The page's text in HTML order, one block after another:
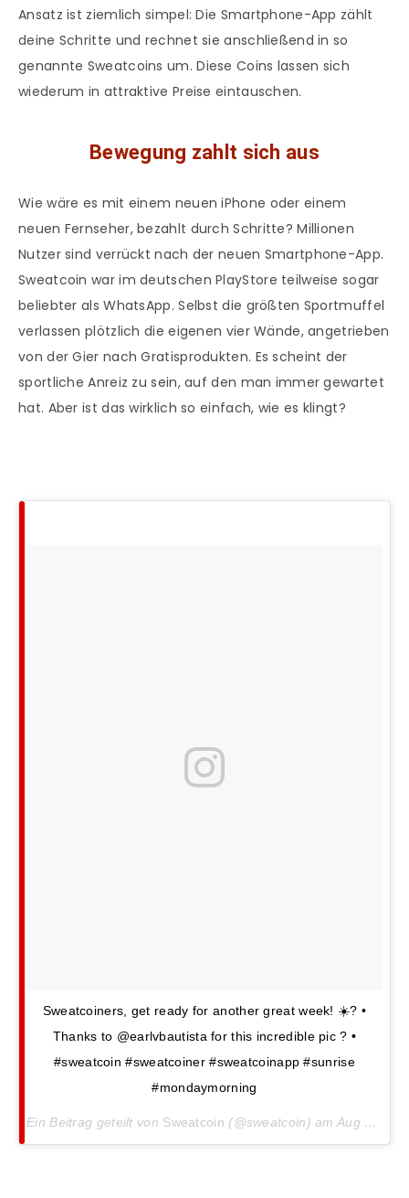
Ansatz ist ziemlich simpel: Die Smartphone-App zählt
deine Schritte und rechnet sie anschließend in so
genannte Sweatcoins um. Diese Coins lassen sich
wiederum in attraktive Preise eintauschen.
Bewegung zahlt sich aus
Wie wäre es mit einem neuen iPhone oder einem
neuen Fernseher, bezahlt durch Schritte? Millionen
Nutzer sind verrückt nach der neuen Smartphone-App.
Sweatcoin war im deutschen PlayStore teilweise sogar
beliebter als WhatsApp. Selbst die größten Sportmuffel
verlassen plötzlich die eigenen vier Wände, angetrieben
von der Gier nach Gratisprodukten. Es scheint der
sportliche Anreiz zu sein, auf den man immer gewartet
hat. Aber ist das wirklich so einfach, wie es klingt?
Sweatcoiners, get ready for another great week! ☀️? •
Thanks to @earlvbautista for this incredible pic ? •
#sweatcoin #sweatcoiner #sweatcoinapp #sunrise
#mondaymorning
Ein Beitrag geteilt von Sweatcoin (@sweatcoin) amAug 6, 2018 Um 12:00 PDT